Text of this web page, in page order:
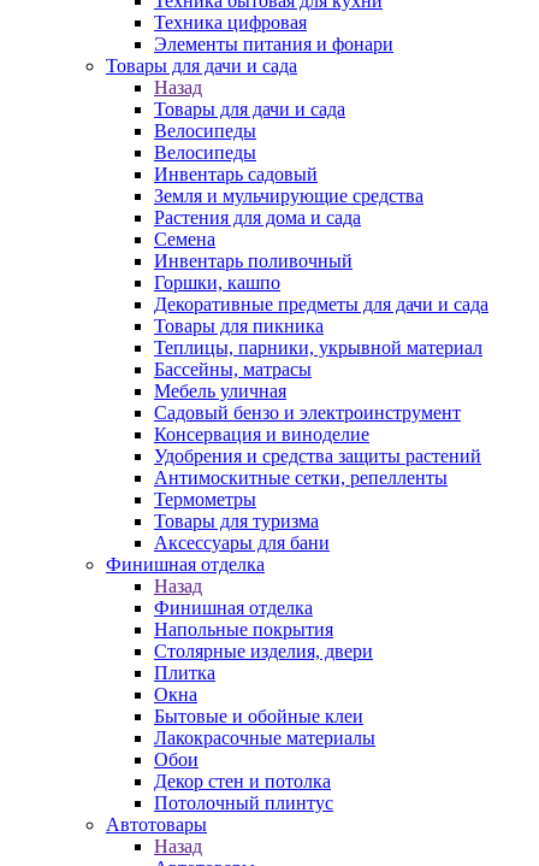
Техника цифровая
Элементы питания и фонари
Товары для дачи и сада
Назад
Товары для дачи и сада
Велосипеды
Велосипеды
Инвентарь садовый
Земля и мульчирующие средства
Растения для дома и сада
Семена
Инвентарь поливочный
Горшки, кашпо
Декоративные предметы для дачи и сада
Товары для пикника
Теплицы, парники, укрывной материал
Бассейны, матрасы
Мебель уличная
Садовый бензо и электроинструмент
Консервация и виноделие
Удобрения и средства защиты растений
Антимоскитные сетки, репелленты
Термометры
Товары для туризма
Аксессуары для бани
Финишная отделка
Назад
Финишная отделка
Напольные покрытия
Столярные изделия, двери
Плитка
Окна
Бытовые и обойные клеи
Лакокрасочные материалы
Обои
Декор стен и потолка
Потолочный плинтус
Автотовары
Назад